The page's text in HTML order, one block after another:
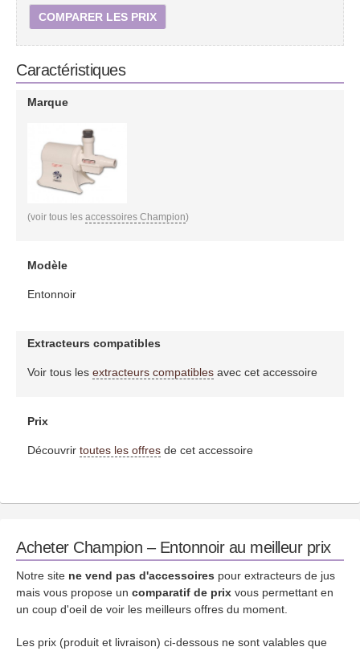
COMPARER LES PRIX
Caractéristiques
Marque
(voir tous les accessoires Champion)
Modèle
Entonnoir
Extracteurs compatibles
Voir tous les extracteurs compatiblesavec cet accessoire
Prix
Découvrir toutes les offresde cet accessoire
Acheter Champion – Entonnoir au meilleur prix
Notre site ne vend pas d'accessoires pour extracteurs de jus
mais vous propose un comparatif de prix vous permettant en
un coup d'oeil de voir les meilleurs offres du moment.
Les prix (produit et livraison) ci-dessous ne sont valables que